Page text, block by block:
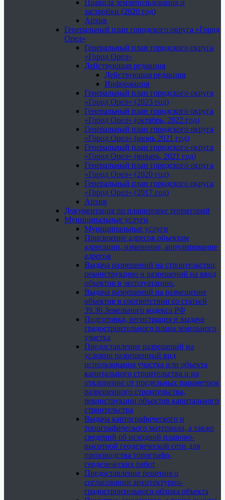
Правила землепользования и
застройки (2020 год)
Архив
Генеральный план городского округа «Город
Орел»
Генеральный план городского округа
«Город Орел»
Действующая редакция
Действующая редакция
Информация
Генеральный план городского округа
«Город Орел» (2023 год)
Генеральный план городского округа
«Город Орел» (октябрь, 2022 год)
Генеральный план городского округа
«Город Орел» (июнь 2021 год)
Генеральный план городского округа
«Город Орел» (январь, 2021 год)
Генеральный план городского округа
«Город Орел» (2020 год)
Генеральный план городского округа
«Город Орел» (2017 год)
Архив
Документация по планировке территорий
Муниципальные услуги
Муниципальные услуги
Присвоение адресов объектам
адресации, изменение, аннулирование
адресов
Выдача разрешений на строительство,
реконструкцию и разрешений на ввод
объектов в эксплуатацию.
Выдача разрешений на размещение
объектов в соответствии со статьей
39.36 Земельного кодекса РФ
Подготовка, регистрация и выдача
градостроительного плана земельного
участка
Предоставление разрешений на
условно разрешенный вид
использования участка или объекта
капитального строительства и на
отклонение от предельных параметров
разрешенного строительства,
реконструкции объектов капитального
строительства
Выдача картографического и
топографического материала, а также
сведений об исходной планово-
высотной геодезической сети для
производства топографо-
геодезических работ
Предоставление решения о
согласовании архитектурно-
градостроительного облика объекта